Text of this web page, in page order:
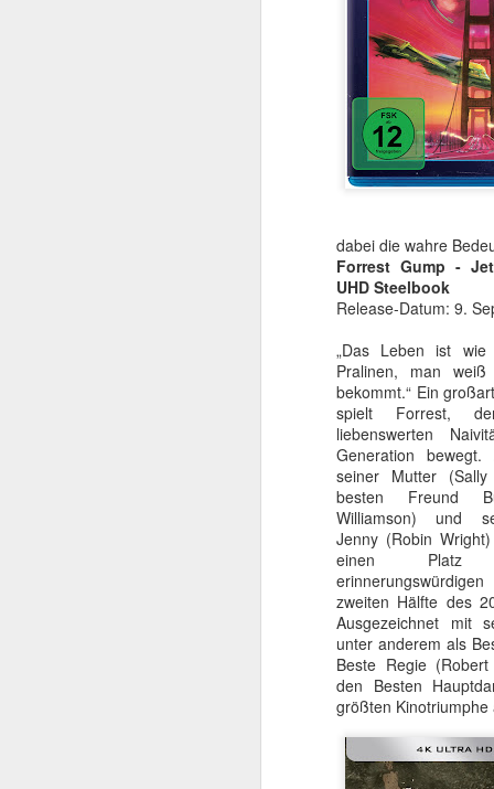
dabei die wahre
Forrest Gump -
UHD Steelbook
Release-Datum: 9.
„Das Leben ist wie
Pralinen, man
bekommt.“ Ein
spielt Forrest,
liebenswerten
Generation bewegt.
seiner Mutter
besten Freund
Williamson) und
Jenny (Robin
einen
zweiten Hälfte des
Ausgezeichnet mit
unter anderem als
Beste Regie
den Besten
größten Kinotriumphe
Ein treffender
ursprüngliche
regulären Kinoversion
Soundtrack:
Auch klanglich fährt
Bass. Was mir dabei
gerade dadurch
Gedächtnis
den meisten Fällen
zentrales Anliegen
Fazit
Genau aus diesem
großartigen Nolan-
meiner persönlichen
aber geht mit dem
düsterer,
erwartet, als man es